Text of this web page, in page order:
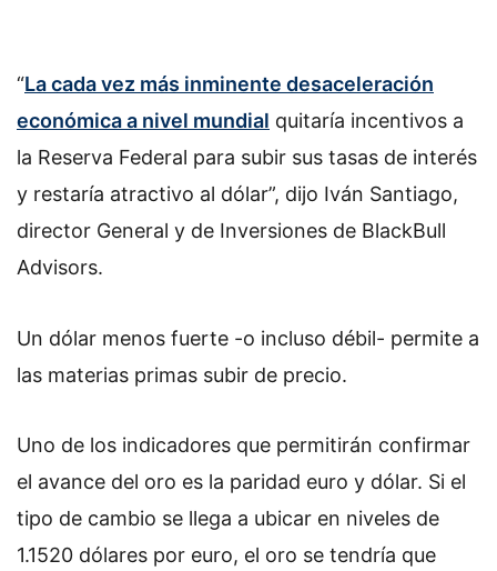
“La cada vez más inminente desaceleración
económica a nivel mundial quitaría incentivos a
la Reserva Federal para subir sus tasas de interés
y restaría atractivo al dólar”, dijo Iván Santiago,
director General y de Inversiones de BlackBull
Advisors.
Un dólar menos fuerte -o incluso débil- permite a
las materias primas subir de precio.
Uno de los indicadores que permitirán confirmar
el avance del oro es la paridad euro y dólar. Si el
tipo de cambio se llega a ubicar en niveles de
1.1520 dólares por euro, el oro se tendría que